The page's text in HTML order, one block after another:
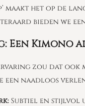
maakt het op de
bieden we
Een Kimono
zou dat
een naadloos
Subtiel en stijlvol